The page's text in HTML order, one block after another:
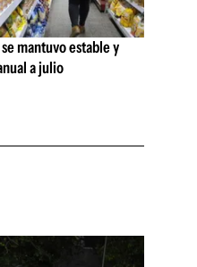
mantuvo estable y
a julio